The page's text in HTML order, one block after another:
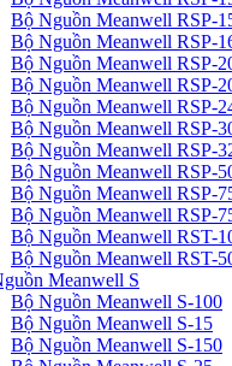
Bộ Nguồn Meanwell RSP-
Bộ Nguồn Meanwell RSP-
Bộ Nguồn Meanwell RSP-
Bộ Nguồn Meanwell RSP-
Bộ Nguồn Meanwell RSP-
Bộ Nguồn Meanwell RSP-
Bộ Nguồn Meanwell RSP-
Bộ Nguồn Meanwell RSP-
Bộ Nguồn Meanwell RSP-
Bộ Nguồn Meanwell RSP-
Bộ Nguồn Meanwell RST-
Bộ Nguồn Meanwell RST-
Meanwell S
Bộ Nguồn Meanwell S-100
Bộ Nguồn Meanwell S-15
Bộ Nguồn Meanwell S-150